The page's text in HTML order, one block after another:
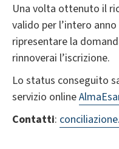
Una volta ottenuto il
valido per l’intero
ripresentare la
rinnoverai l’iscrizione.
Lo status conseguito
servizio online
Contatti: